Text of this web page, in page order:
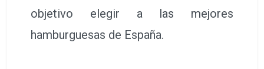
objetivo elegir a las mejores
hamburguesas de España.